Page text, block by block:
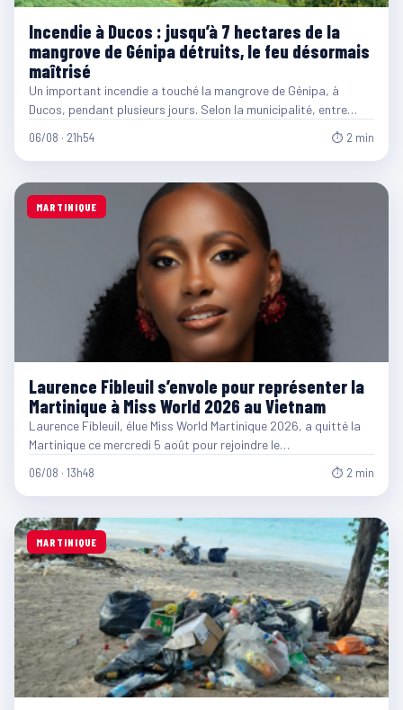
Incendie à Ducos : jusqu’à 7 hectares de la
mangrove de Génipa détruits, le feu désormais
maîtrisé
Un important incendie a touché la mangrove de Génipa, à
Ducos, pendant plusieurs jours. Selon la municipalité, entre…
06/08 · 21h54 ⏱ 2 min
MARTINIQUE
Laurence Fibleuil s’envole pour représenter la
Martinique à Miss World 2026 au Vietnam
Laurence Fibleuil, élue Miss World Martinique 2026, a quitté la
Martinique ce mercredi 5 août pour rejoindre le…
06/08 · 13h48 ⏱ 2 min
MARTINIQUE